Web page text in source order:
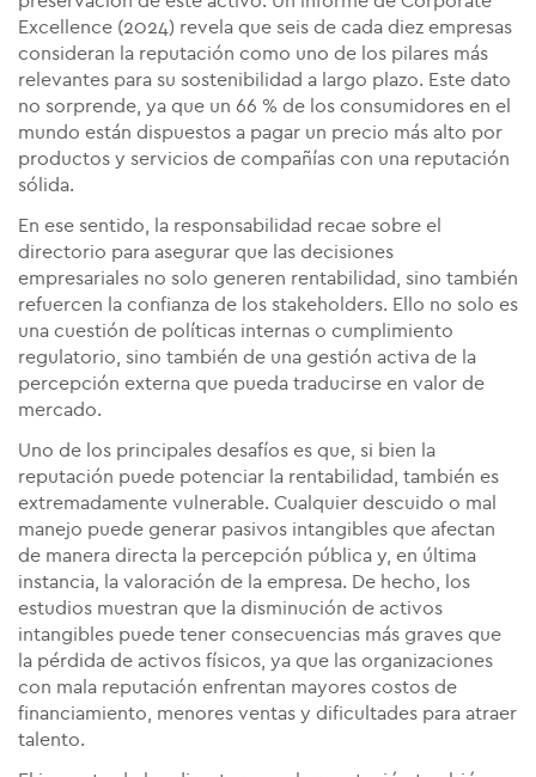
Excellence (2024) revela que seis de cada diez empresas
consideran la reputación como uno de los pilares más
relevantes para su sostenibilidad a largo plazo. Este dato
no sorprende, ya que un 66 % de los consumidores en el
mundo están dispuestos a pagar un precio más alto por
productos y servicios de compañías con una reputación
sólida.
En ese sentido, la responsabilidad recae sobre el
directorio para asegurar que las decisiones
empresariales no solo generen rentabilidad, sino también
refuercen la confianza de los stakeholders. Ello no solo es
una cuestión de políticas internas o cumplimiento
regulatorio, sino también de una gestión activa de la
percepción externa que pueda traducirse en valor de
mercado.
Uno de los principales desafíos es que, si bien la
reputación puede potenciar la rentabilidad, también es
extremadamente vulnerable. Cualquier descuido o mal
manejo puede generar pasivos intangibles que afectan
de manera directa la percepción pública y, en última
instancia, la valoración de la empresa. De hecho, los
estudios muestran que la disminución de activos
intangibles puede tener consecuencias más graves que
la pérdida de activos físicos, ya que las organizaciones
con mala reputación enfrentan mayores costos de
financiamiento, menores ventas y dificultades para atraer
talento​.